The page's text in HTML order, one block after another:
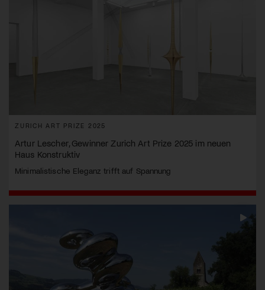
ZURICH ART PRIZE 2025
Artur Lescher, Gewinner Zurich Art Prize 2025 im neuen
Haus Konstruktiv
Minimalistische Eleganz trifft auf Spannung